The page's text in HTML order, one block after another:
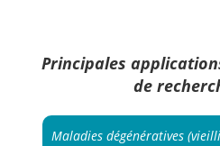
Principales
de
Maladies dégénératives